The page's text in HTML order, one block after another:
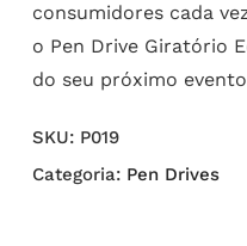
consumidores cada
o Pen Drive Giratório
do seu próximo
SKU: P019
Categoria: Pen Drives